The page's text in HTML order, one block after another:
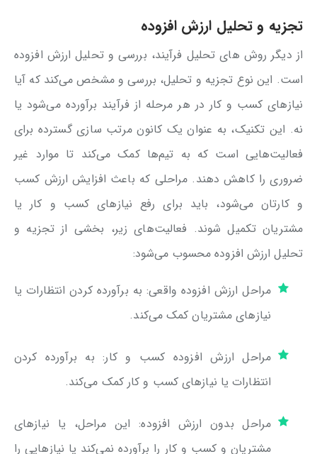
تجزیه و تحلیل ارزش افزوده
از دیگر روش های تحلیل فرآیند، بررسی و تحلیل ارزش افزوده
است. این نوع تجزیه و تحلیل، بررسی و مشخص می‌کند که آیا
نیازهای کسب و کار در هر مرحله از فرآیند برآورده می‌شود یا
نه. این تکنیک، به عنوان یک کانون مرتب سازی گسترده برای
فعالیت‌هایی است که به تیم‌ها کمک می‌کند تا موارد غیر
ضروری را کاهش دهند. مراحلی که باعث افزایش ارزش کسب
و کارتان می‌شود، باید برای رفع نیازهای کسب و کار یا
مشتریان تکمیل شوند. فعالیت‌های زیر، بخشی از تجزیه و
تحلیل ارزش افزوده محسوب می‌شود:
مراحل ارزش افزوده واقعی: به برآورده کردن انتظارات یا
نیازهای مشتریان کمک می‌کند.
مراحل ارزش افزوده کسب و کار: به برآورده کردن
انتظارات یا نیازهای کسب و کار کمک می‌کند.
مراحل بدون ارزش افزوده: این مراحل، یا نیازهای
مشتریان و کسب و کار را برآورده نمی‌کند یا نیازهایی را